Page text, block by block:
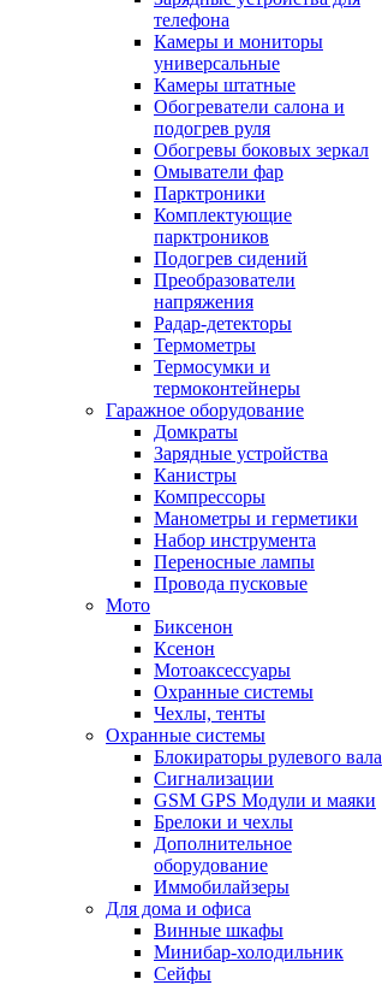
телефона
Камеры и мониторы
универсальные
Камеры штатные
Обогреватели салона и
подогрев руля
Обогревы боковых зеркал
Омыватели фар
Парктроники
Комплектующие
парктроников
Подогрев сидений
Преобразователи
напряжения
Радар-детекторы
Термометры
Термосумки и
термоконтейнеры
Гаражное оборудование
Домкраты
Зарядные устройства
Канистры
Компрессоры
Манометры и герметики
Набор инструмента
Переносные лампы
Провода пусковые
Мото
Биксенон
Ксенон
Мотоаксессуары
Охранные системы
Чехлы, тенты
Охранные системы
Блокираторы рулевого вала
Сигнализации
GSM GPS Модули и маяки
Брелоки и чехлы
Дополнительное
оборудование
Иммобилайзеры
Для дома и офиса
Винные шкафы
Минибар-холодильник
Сейфы